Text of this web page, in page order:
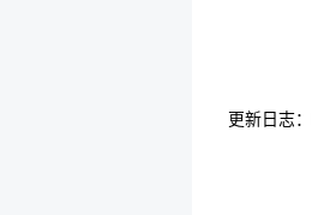
更新日志：